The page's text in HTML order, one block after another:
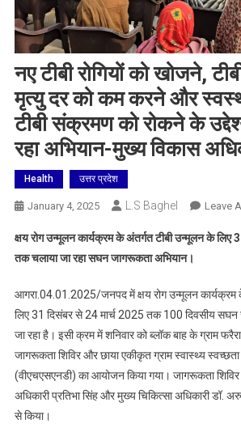
नए टीबी रोगियों को खोजने,
मृत्यु दर को कम करने और स्वस्थ
टीबी संक्रमण को रोकने के
रहा अभियान-मुख्य विकास
Health उत्तर प्रदेश
January 4, 2025 L.S Baghel Leave
क्षय रोग उन्मूलन कार्यक्रम के अंतर्गत टीबी उन्मूलन के लिए
तक चलाया जा रहा सघन जागरूकता अभियान।
आगरा.04.01.2025/जनपद में क्षय रोग उन्मूलन कार्यक्रम
लिए 31 दिसंबर से 24 मार्च 2025 तक 100 दिवसीय सघन
जा रहा है। इसी क्रम में शनिवार को ब्लॉक बाह के ग्राम
जागरूकता शिविर और छाया एकीकृत ग्राम स्वास्थ्य
(वीएचएसएनडी) का आयोजन किया गया। जागरूकता
अधिकारी प्रतिभा सिंह और मुख्य चिकित्सा अधिकारी डॉ.
से किया।